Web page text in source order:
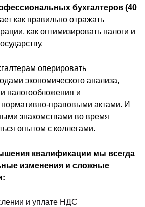
бухгалтеров (40
как правильно отражать
как оптимизировать налоги и
оперировать
экономического анализа,
налогообложения и
правовыми актами. И
знакомствами во время
опытом с коллегами.
квалификации мы всегда
изменения и сложные
и уплате НДС